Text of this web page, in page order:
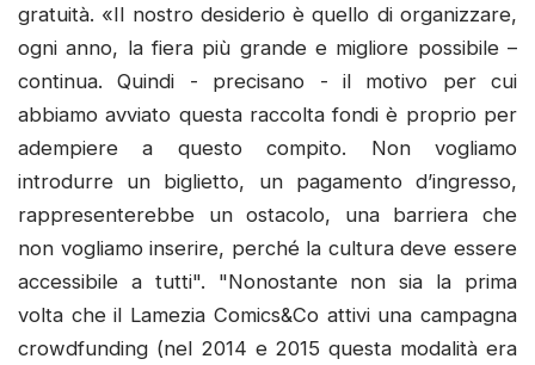
gratuità. «Il nostro desiderio è quello di organizzare,
ogni anno, la fiera più grande e migliore possibile –
continua. Quindi - precisano - il motivo per cui
abbiamo avviato questa raccolta fondi è proprio per
adempiere a questo compito. Non vogliamo
introdurre un biglietto, un pagamento d’ingresso,
rappresenterebbe un ostacolo, una barriera che
non vogliamo inserire, perché la cultura deve essere
accessibile a tutti". "Nonostante non sia la prima
volta che il Lamezia Comics&Co attivi una campagna
crowdfunding (nel 2014 e 2015 questa modalità era